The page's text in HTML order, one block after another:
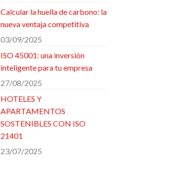
Calcular la huella de carbono: la
nueva ventaja competitiva
03/09/2025
ISO 45001: una inversión
inteligente para tu empresa
27/08/2025
HOTELES Y
APARTAMENTOS
SOSTENIBLES CON ISO
21401
23/07/2025